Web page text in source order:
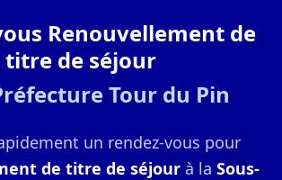
Renouvellement de
titre de séjour
Tour du Pin
un rendez-vous pour
de titre de séjourà la Sous-